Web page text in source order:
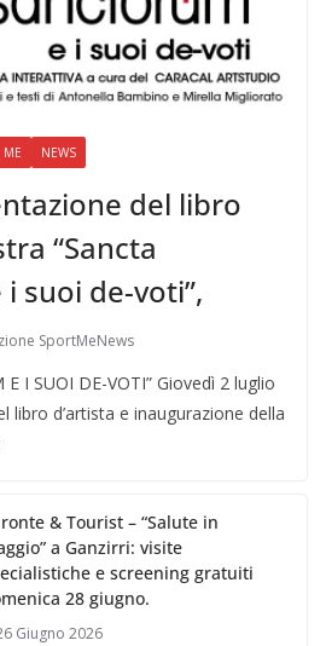
ME NEWS
del libro
“Sancta
suoi de-voti”,
SportMeNews
E I SUOI DE-VOTI” Giovedì 2 luglio
libro d’artista e inaugurazione della
& Tourist – “Salute in
a Ganzirri: visite
e screening gratuiti
28 giugno.
Giugno 2026